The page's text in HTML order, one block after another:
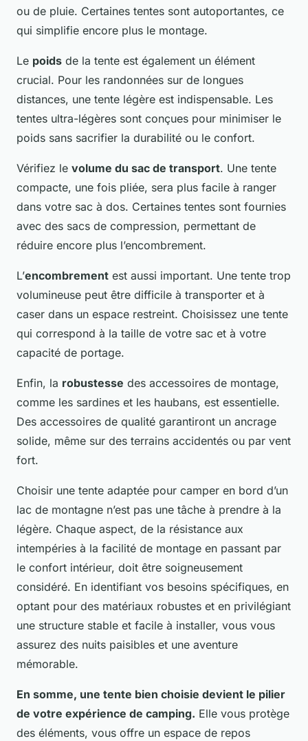
ou de pluie. Certaines tentes sont autoportantes, ce
qui simplifie encore plus le montage.
Le poids de la tente est également un élément
crucial. Pour les randonnées sur de longues
distances, une tente légère est indispensable. Les
tentes ultra-légères sont conçues pour minimiser le
poids sans sacrifier la durabilité ou le confort.
Vérifiez le volume du sac de transport. Une tente
compacte, une fois pliée, sera plus facile à ranger
dans votre sac à dos. Certaines tentes sont fournies
avec des sacs de compression, permettant de
réduire encore plus l’encombrement.
L’encombrement est aussi important. Une tente trop
volumineuse peut être difficile à transporter et à
caser dans un espace restreint. Choisissez une tente
qui correspond à la taille de votre sac et à votre
capacité de portage.
Enfin, la robustesse des accessoires de montage,
comme les sardines et les haubans, est essentielle.
Des accessoires de qualité garantiront un ancrage
solide, même sur des terrains accidentés ou par vent
fort.
Choisir une tente adaptée pour camper en bord d’un
lac de montagne n’est pas une tâche à prendre à la
légère. Chaque aspect, de la résistance aux
intempéries à la facilité de montage en passant par
le confort intérieur, doit être soigneusement
considéré. En identifiant vos besoins spécifiques, en
optant pour des matériaux robustes et en privilégiant
une structure stable et facile à installer, vous vous
assurez des nuits paisibles et une aventure
mémorable.
En somme, une tente bien choisie devient le pilier
de votre expérience de camping. Elle vous protège
des éléments, vous offre un espace de repos